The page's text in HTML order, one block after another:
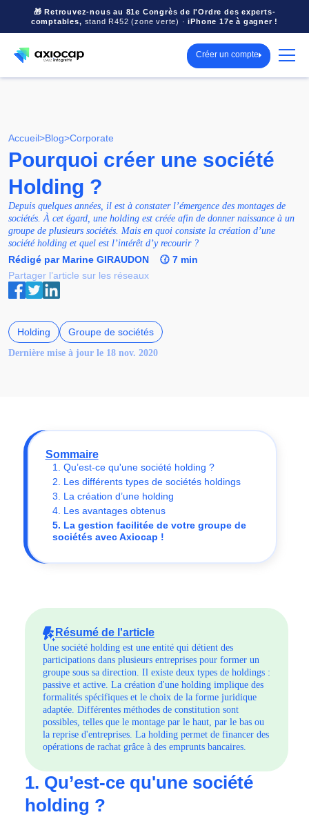
🎁 Retrouvez-nous au 81e Congrès de l'Ordre des experts-
comptables, stand R452 (zone verte) · iPhone 17e à gagner !
Créer un compte
Accueil >Blog>Corporate
Pourquoi créer une société
Holding ?
Depuis quelques années, il est à constater l’émergence des montages de
sociétés. À cet égard, une holding est créée afin de donner naissance à un
groupe de plusieurs sociétés. Mais en quoi consiste la création d’une
société holding et quel est l’intérêt d’y recourir ?
Rédigé par Marine GIRAUDON
🕜 7 min
Partager l’article sur les réseaux
Holding Groupe de sociétés
Dernière mise à jour le 18 nov. 2020
Sommaire
1. Qu’est-ce qu'une société holding ?
2. Les différents types de sociétés holdings
3. La création d’une holding
4. Les avantages obtenus
5. La gestion facilitée de votre groupe de
sociétés avec Axiocap !
Résumé de l'article
Une société holding est une entité qui détient des
participations dans plusieurs entreprises pour former un
groupe sous sa direction. Il existe deux types de holdings :
passive et active. La création d'une holding implique des
formalités spécifiques et le choix de la forme juridique
adaptée. Différentes méthodes de constitution sont
possibles, telles que le montage par le haut, par le bas ou
la reprise d'entreprises. La holding permet de financer des
opérations de rachat grâce à des emprunts bancaires.
1. Qu’est-ce qu'une société
holding ?